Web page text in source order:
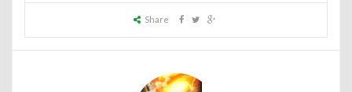
Share